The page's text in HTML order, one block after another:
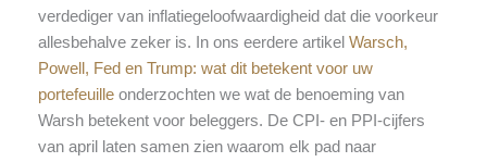
verdediger van inflatiegeloofwaardigheid dat die voorkeur
allesbehalve zeker is. In ons eerdere artikel Warsch,
Powell, Fed en Trump: wat dit betekent voor uw
portefeuilleonderzochten we wat de benoeming van
Warsh betekent voor beleggers. De CPI- en PPI-cijfers
van april laten samen zien waarom elk pad naar